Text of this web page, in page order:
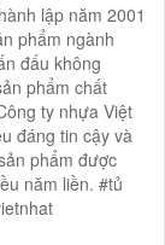
lập năm 2001
phẩm ngành
đấu không
phẩm chất
ty nhựa Việt
đáng tin cậy và
phẩm được
năm liền. #tủ